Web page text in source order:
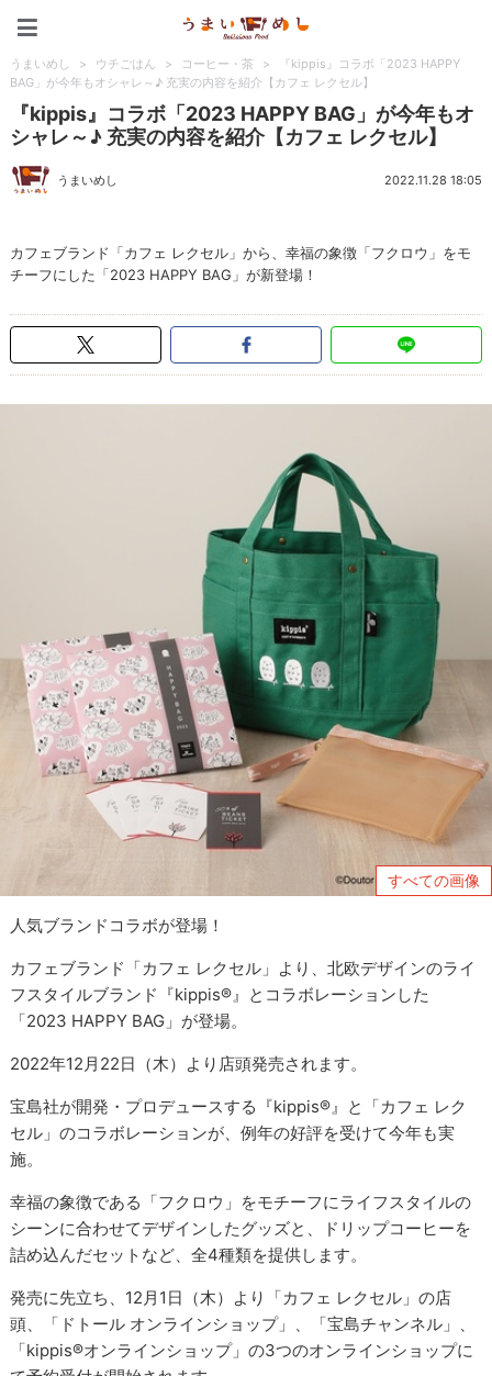
うまいめし > ウチごはん > コーヒー・茶 >
『kippis』コラボ「2023 HAPPY
BAG」が今年もオシャレ～♪ 充実の内容を紹介【カフェ レクセル】
『kippis』コラボ「2023 HAPPY BAG」が今年もオ
シャレ～♪ 充実の内容を紹介【カフェ レクセル】
うまいめし 2022.11.28 18:05
カフェブランド「カフェ レクセル」から、幸福の象徴「フクロウ」をモ
チーフにした「2023 HAPPY BAG」が新登場！
すべての画像
人気ブランドコラボが登場！
カフェブランド「カフェ レクセル」より、北欧デザインのライ
フスタイルブランド『kippis®』とコラボレーションした
「2023 HAPPY BAG」が登場。
2022年12月22日（木）より店頭発売されます。
宝島社が開発・プロデュースする『kippis®』と「カフェ レク
セル」のコラボレーションが、例年の好評を受けて今年も実
施。
幸福の象徴である「フクロウ」をモチーフにライフスタイルの
シーンに合わせてデザインしたグッズと、ドリップコーヒーを
詰め込んだセットなど、全4種類を提供します。
発売に先立ち、12月1日（木）より「カフェ レクセル」の店
頭、「ドトール オンラインショップ」、「宝島チャンネル」、
「kippis®オンラインショップ」の3つのオンラインショップに